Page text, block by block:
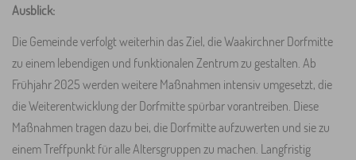
Ausblick:
Die Gemeinde verfolgt weiterhin das Ziel, die Waakirchner Dorfmitte
zu einem lebendigen und funktionalen Zentrum zu gestalten. Ab
Frühjahr 2025 werden weitere Maßnahmen intensiv umgesetzt, die
die Weiterentwicklung der Dorfmitte spürbar vorantreiben. Diese
Maßnahmen tragen dazu bei, die Dorfmitte aufzuwerten und sie zu
einem Treffpunkt für alle Altersgruppen zu machen. Langfristig